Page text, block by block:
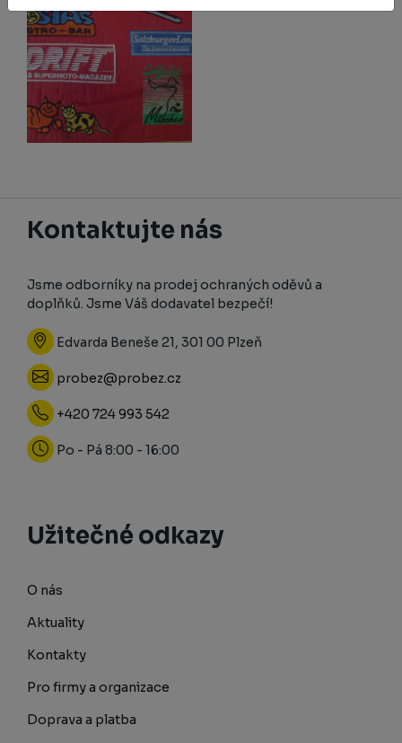
Kontaktujte nás
Jsme odborníky na prodej ochraných oděvů a
doplňků. Jsme Váš dodavatel bezpečí!
Edvarda Beneše 21, 301 00 Plzeň
probez@probez.cz
+420 724 993 542
Po - Pá 8:00 - 16:00
Užitečné odkazy
O nás
Aktuality
Kontakty
Pro firmy a organizace
Doprava a platba